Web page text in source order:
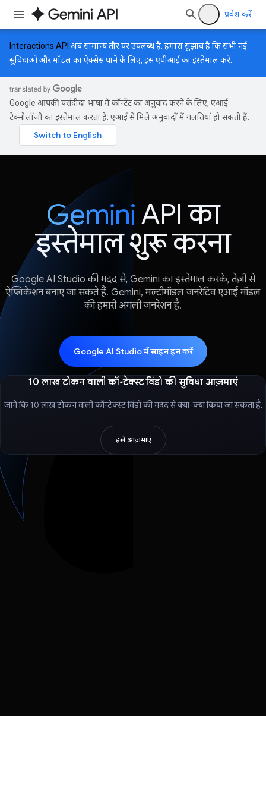
प्रवेश करें
Interactions API अब सामान्य तौर पर उपलब्ध है. हमारा सुझाव है कि सभी नई
सुविधाओं और मॉडल का ऐक्सेस पाने के लिए, इस एपीआई का इस्तेमाल करें.
Google आपकी पसंदीदा भाषा में कॉन्टेंट का अनुवाद करने के लिए, एआई
टेक्नोलॉजी का इस्तेमाल करता है. एआई से मिले अनुवादों में गलतियां हो सकती हैं.
GeminiAPI का
इस्तेमाल शुरू करना
Google AI Studio की मदद से, Gemini का इस्तेमाल करके, तेज़ी से
ऐप्लिकेशन बनाए जा सकते हैं. Gemini, मल्टीमॉडल जनरेटिव एआई मॉडल
की हमारी अगली जनरेशन है.
Google AI Studio में साइन इन करें
10 लाख टोकन वाली कॉन्टेक्स्ट विंडो की सुविधा आज़माएं
जानें कि 10 लाख टोकन वाली कॉन्टेक्स्ट विंडो की मदद से क्या-क्या किया जा सकता है.
इसे आज़माएं